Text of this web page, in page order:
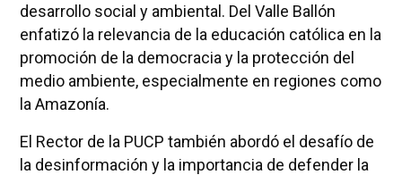
desarrollo social y ambiental. Del Valle Ballón
enfatizó la relevancia de la educación católica en la
promoción de la democracia y la protección del
medio ambiente, especialmente en regiones como
la Amazonía.
El Rector de la PUCP también abordó el desafío de
la desinformación y la importancia de defender la